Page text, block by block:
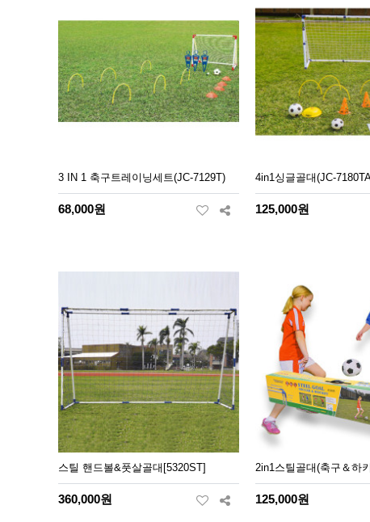
3 IN 1 축구트레이닝세트(JC-7129T)
68,000원
4in1싱글골대(JC-
125,000원
스틸 핸드볼&풋살골대[5320ST]
360,000원
2in1스틸골대(축구＆하
125,000원